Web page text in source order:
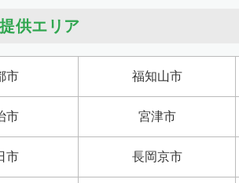
供エリア
市 福知山市
市 宮津市
市 長岡京市